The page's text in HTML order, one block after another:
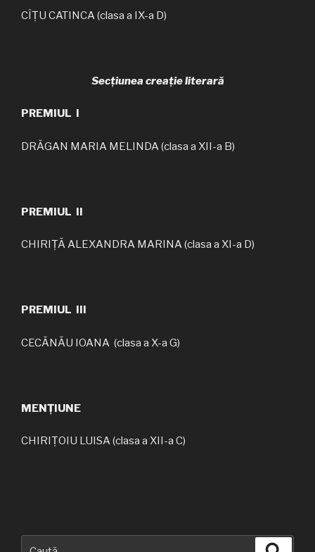
CÎȚU CATINCA (clasa a IX-a D)
Secțiunea creație literară
PREMIUL I
DRĂGAN MARIA MELINDA (clasa a XII-a B)
PREMIUL II
CHIRIȚĂ ALEXANDRA MARINA (clasa a XI-a D)
PREMIUL III
CECĂNĂU IOANA (clasa a X-a G)
MENȚIUNE
CHIRIȚOIU LUISA (clasa a XII-a C)